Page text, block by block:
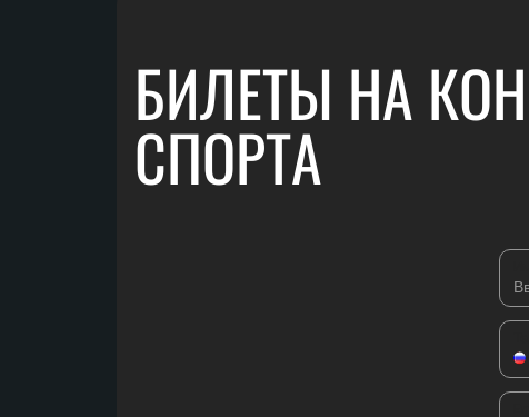
БИЛЕТЫ НА
СПОРТА